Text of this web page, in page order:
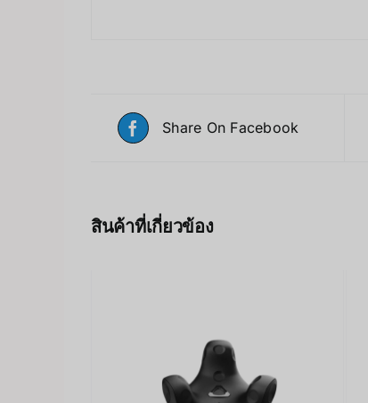
Share On Facebook
สินค้าที่เกี่ยวข้อง